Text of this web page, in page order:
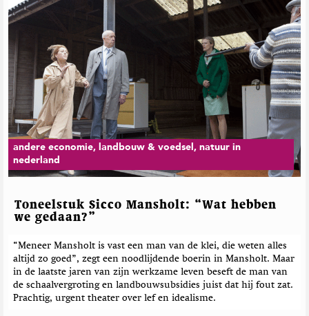
andere economie, landbouw & voedsel, natuur in
nederland
Toneelstuk Sicco Mansholt: “Wat hebben
we gedaan?”
“Meneer Mansholt is vast een man van de klei, die weten alles
altijd zo goed”, zegt een noodlijdende boerin in Mansholt. Maar
in de laatste jaren van zijn werkzame leven beseft de man van
de schaalvergroting en landbouwsubsidies juist dat hij fout zat.
Prachtig, urgent theater over lef en idealisme.